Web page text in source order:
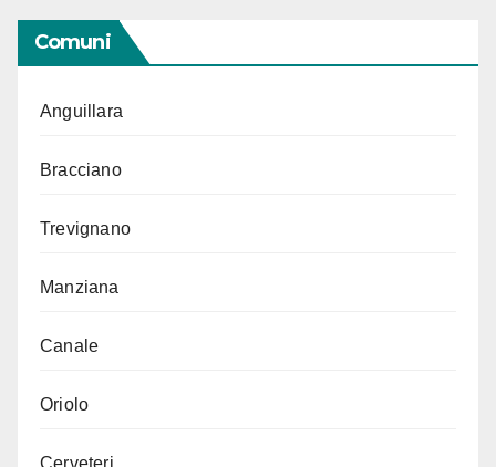
Comuni
Anguillara
Bracciano
Trevignano
Manziana
Canale
Oriolo
Cerveteri